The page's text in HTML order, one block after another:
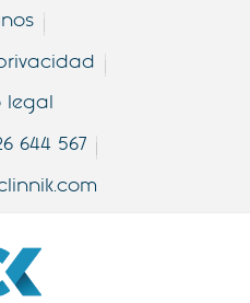
legal
644 567